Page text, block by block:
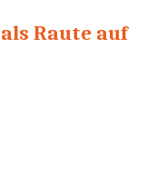
Raute auf